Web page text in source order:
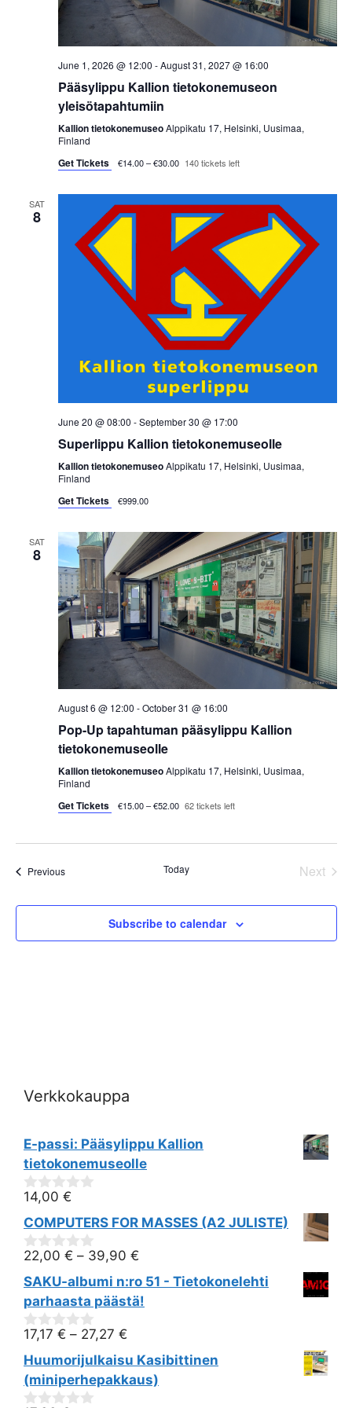
S
r
h
a
n
d
i
e
s
a
v
i
g
a
t
i
e
w
June 1, 2026 @ 12:00 -August 31, 2027 @ 16:00
Pääsylippu Kallion tietokonemuseon
yleisötapahtumiin
Kallion tietokonemuseoAlppikatu 17, Helsinki, Uusimaa,
Finland
Get Tickets €14.00 – €30.00 140 tickets left
SAT
8
June 20 @ 08:00 -September 30 @ 17:00
Superlippu Kallion tietokonemuseolle
Kallion tietokonemuseoAlppikatu 17, Helsinki, Uusimaa,
Finland
Get Tickets €999.00
SAT
8
August 6 @ 12:00 -October 31 @ 16:00
Pop-Up tapahtuman pääsylippu Kallion
tietokonemuseolle
Kallion tietokonemuseoAlppikatu 17, Helsinki, Uusimaa,
Finland
Get Tickets €15.00 – €52.00 62 tickets left
PreviousEvents Today
Next
Subscribe to calendar
Verkkokauppa
E-passi: Pääsylippu Kallion
tietokonemuseolle
0
out
of
5
14,00 €
COMPUTERS FOR MASSES (A2 JULISTE)
0
out
of
5
22,00 € – 39,90 €
SAKU-albumi n:ro 51 - Tietokonelehti
parhaasta päästä!
0
out
of
5
17,17 € – 27,27 €
Huumorijulkaisu Kasibittinen
(miniperhepakkaus)